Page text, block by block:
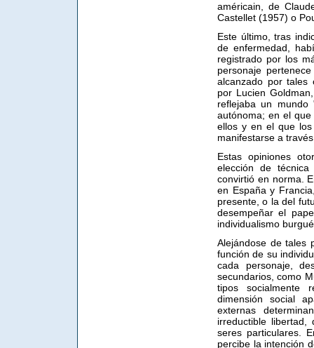
américain, de
Castellet (1957) o
Este último, tras
de enfermedad,
registrado por los
personaje
alcanzado por tales
por Lucien
reflejaba un
autónoma; en el
ellos y en el que
manifestarse a
Estas opiniones
elección de
convirtió en norma.
en España y
presente, o la del
desempeñar el
individualismo
Alejándose de tales
función de su
cada personaje,
secundarios, como
tipos socialmente
dimensión social
externas
irreductible
seres particulares.
percibe la intención